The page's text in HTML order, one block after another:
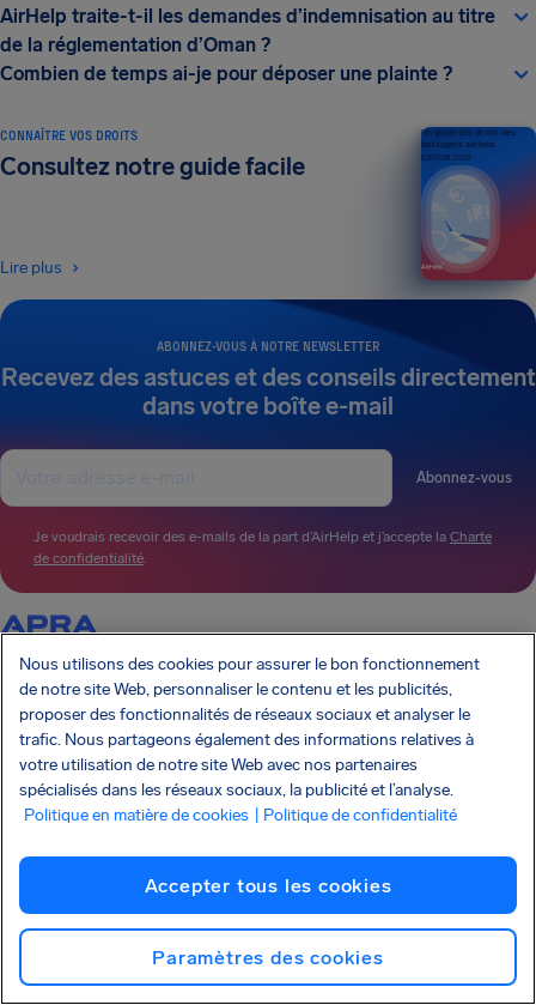
AirHelp traite-t-il les demandes d’indemnisation au titre
de la réglementation d’Oman ?
Combien de temps ai-je pour déposer une plainte ?
ABONNEZ-VOUS À NOTRE NEWSLETTER
Recevez des astuces et des conseils directement
dans votre boîte e-mail
Abonnez-vous
Je voudrais recevoir des e-mails de la part d’AirHelp et j’accepte la Charte
de confidentialité.
CONNAÎTRE VOS DROITS
Consultez notre guide facile
Lire plus
Un guide des droits des
passagers aériens
ÉDITION 2026
mission est de promouvoir et de protéger les droits des passagers.
AIRHELP A ÉTÉ PRÉSENTÉ DANS :
CONNAÎTRE VOS DROITS
NOTRE ENTREPRISE
PARTENARIATS
Nous utilisons des cookies pour assurer le bon fonctionnement
de notre site Web, personnaliser le contenu et les publicités,
proposer des fonctionnalités de réseaux sociaux et analyser le
trafic. Nous partageons également des informations relatives à
votre utilisation de notre site Web avec nos partenaires
spécialisés dans les réseaux sociaux, la publicité et l’analyse.
Politique en matière de cookies
| Politique de confidentialité
Accepter tous les cookies
Paramètres des cookies